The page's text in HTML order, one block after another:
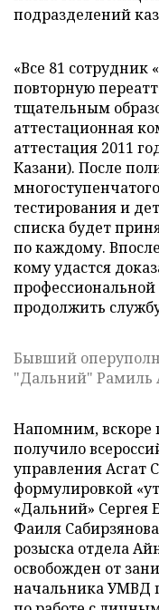
подразделений
«Все 81 сотрудник
повторную
тщательным
аттестационная
аттестация 2011
Казани). После
тестирования и
списка будет
по каждому.
кому удастся
продолжить
Бывший
"Дальний" Рамиль
Напомним, вскоре
получило
управления Асгат
формулировкой
«Дальний» Сергея
Фаиля
розыска отдела
освобожден от
начальника УМВД